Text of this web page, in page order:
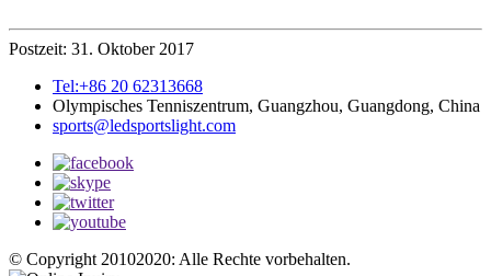
Postzeit: 31. Oktober 2017
Tel:+86 20 62313668
Olympisches Tenniszentrum, Guangzhou, Guangdong, China
sports@ledsportslight.com
© Copyright 20102020: Alle Rechte vorbehalten.